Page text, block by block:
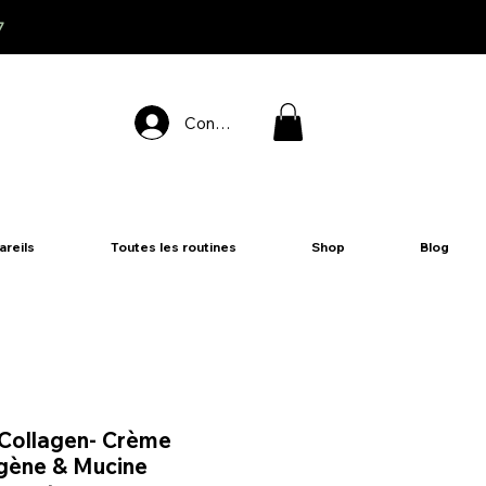
Connexion
Toutes les routines Shop Blog
Crème
& Mucine